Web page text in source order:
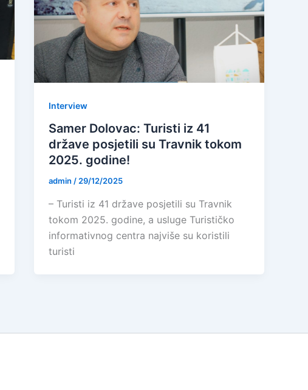
Interview
Samer Dolovac: Turisti iz 41
države posjetili su Travnik tokom
2025. godine!
admin/29/12/2025
– Turisti iz 41 države posjetili su Travnik
tokom 2025. godine, a usluge Turističko
informativnog centra najviše su koristili
turisti